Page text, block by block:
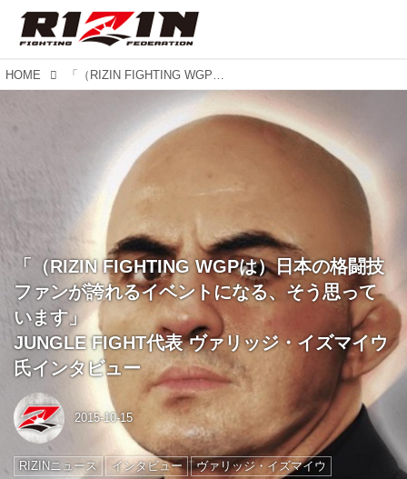
HOME 「（RIZIN FIGHTING WGPは）日本の格闘技ファンが誇れるイベントになる、そう思っています」 JUNGLE FIGHT代表 ヴァリッジ・イズマイウ氏インタビュー
「（RIZIN FIGHTING WGPは）日本の格闘技
ファンが誇れるイベントになる、そう思って
います」
JUNGLE FIGHT代表 ヴァリッジ・イズマイウ
氏インタビュー
2015-10-15
RIZINニュース インタビュー
ヴァリッジ・イズマイウ